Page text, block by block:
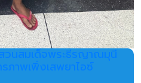
นสมเด็จพระธีรญาณมุนี
ภาพเพิ่งเสพยาไอซ์